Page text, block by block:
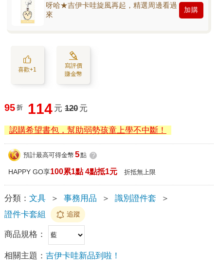
呀哈★吉伊卡哇旋風再起，精選周邊看過
來
加購
喜歡+1
寫評價
賺金幣
95 折 114 元 120 元
認購希望書包，幫助弱勢孩童上學不中斷！
預計最高可得金幣 5點 ?
HAPPY GO享100累1點 4點抵1元 折抵無上限
分類： 文具 ＞ 事務用品 ＞ 識別證件套
＞
證件卡套組
追蹤
商品規格：
相關主題： 吉伊卡哇新品到啦！